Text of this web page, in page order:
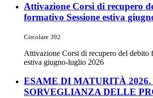
Attivazione Corsi di recupero
formativo Sessione estiva
Circolare 392
Attivazione Corsi di recupero del debito
estiva giugno-luglio 2026
ESAME DI MATURITÀ
SORVEGLIANZA DELLE